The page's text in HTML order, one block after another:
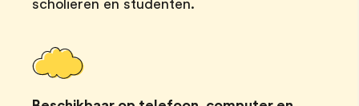
scholieren en studenten.